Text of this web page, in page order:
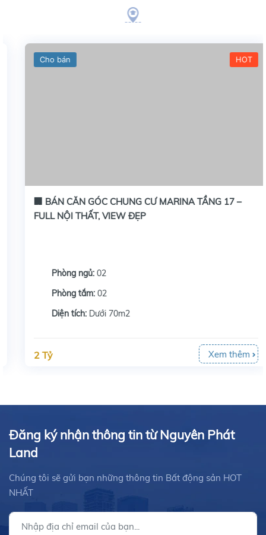
Cho bán HOT
🏢 BÁN CĂN GÓC CHUNG CƯ MARINA TẦNG 17 –
FULL NỘI THẤT, VIEW ĐẸP
Phòng ngủ:02
Phòng tắm:02
Diện tích:Dưới 70m2
2 Tỷ Xem thêm
Đăng ký nhận thông tin từ Nguyên Phát
Land
Chúng tôi sẽ gửi bạn những thông tin Bất động sản HOT
NHẤT